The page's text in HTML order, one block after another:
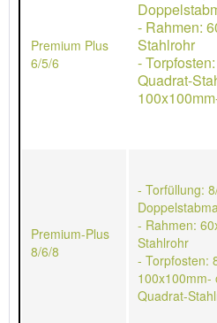
Premium Plus
6/5/6
- Rahmen:
Stahlrohr
-
Quadrat-
Premium-Plus
8/6/8
- Torfüllung:
- Rahmen:
Stahlrohr
- Torpfosten:
100x100mm-
Quadrat-